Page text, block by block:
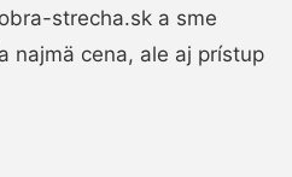
strecha.sk a sme
najmä cena, ale aj prístup